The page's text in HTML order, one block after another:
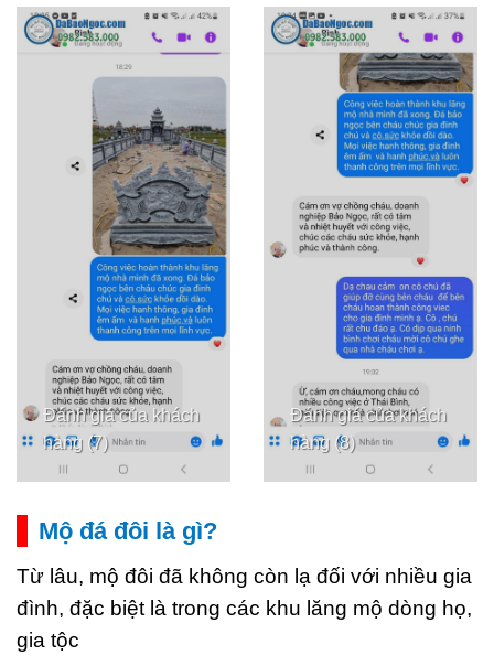
Đánh giá của khách
hàng (7)
Đánh giá của khách
hàng (8)
Mộ đá đôi là gì?
Từ lâu, mộ đôi đã không còn lạ đối với nhiều gia
đình, đặc biệt là trong các khu lăng mộ dòng họ,
gia tộc